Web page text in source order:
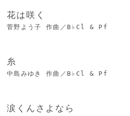
花は咲く
菅野よう子 作曲／B♭Cl & Pf
糸
中島みゆき 作曲／B♭Cl & Pf
涙くんさよなら